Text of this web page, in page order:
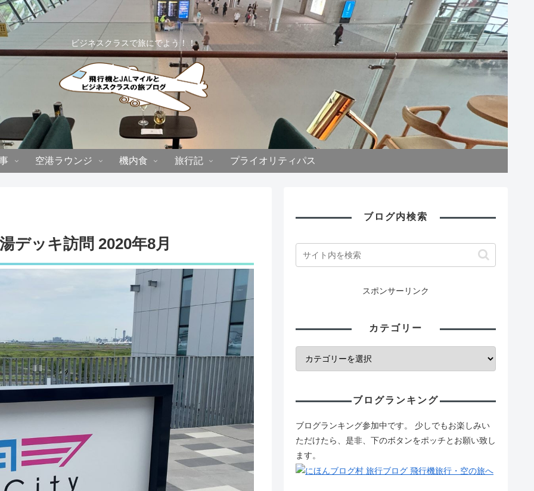
ビジネスクラスで旅にでよう！！
空港ラウンジ 機内食 旅行記 プライオリティパス
ッキ訪問 2020年8月
ブログ内検索
スポンサーリンク
カテゴリー
ブログランキング
ブログランキング参加中です。 少しでもお楽しみい
ただけたら、是非、下のボタンをポッチとお願い致し
ます。